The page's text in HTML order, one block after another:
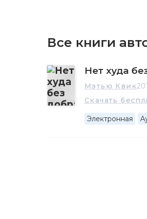
Все книги
Нет худа
Мэтью Квик
Скачать
Электронная